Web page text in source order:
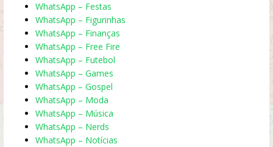
WhatsApp – Festas
WhatsApp – Figurinhas
WhatsApp – Finanças
WhatsApp – Free Fire
WhatsApp – Futebol
WhatsApp – Games
WhatsApp – Gospel
WhatsApp – Moda
WhatsApp – Música
WhatsApp – Nerds
WhatsApp – Notícias